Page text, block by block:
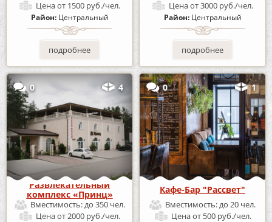
Ценаот 1500 руб./чел.
Район: Центральный
подробнее
Ценаот 3000 руб./чел.
Район: Центральный
подробнее
0 4
Развлекательный
комплекс «Принц»
Вместимость:до 350 чел.
Ценаот 2000 руб./чел.
0 1
Кафе-Бар "Рассвет"
Вместимость:до 20 чел.
Ценаот 500 руб./чел.